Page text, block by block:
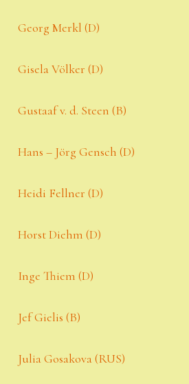
Georg Merkl (D)
Gisela Völker (D)
Gustaaf v. d. Steen (B)
Hans – Jörg Gensch (D)
Heidi Fellner (D)
Horst Diehm (D)
Inge Thiem (D)
Jef Gielis (B)
Julia Gosakova (RUS)